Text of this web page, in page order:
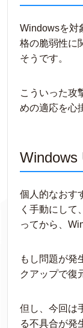
Windowsを対
格の脆弱性に
そうです。
こういった攻
めの適応を心
Windows
個人的なおす
く手動にして
ってから、
もし問題が発
クアップで復
但し、今回は
る不具合が発